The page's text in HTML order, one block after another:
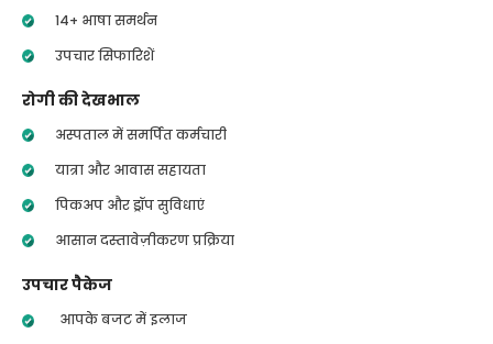
14+ भाषा समर्थन
उपचार सिफारिशें
रोगी की देखभाल
अस्पताल में समर्पित कर्मचारी
यात्रा और आवास सहायता
पिकअप और ड्रॉप सुविधाएं
आसान दस्तावेज़ीकरण प्रक्रिया
उपचार पैकेज
आपके बजट में इलाज